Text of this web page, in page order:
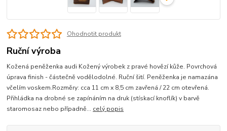
Ohodnotit produkt
Ruční výroba
Kožená peněženka audi Kožený výrobek z pravé hovězí kůže. Povrchová
úprava finish - částečně vodělodolné. Ruční šití. Peněženka je namazána
včelím voskem.Rozměry: cca 11 cm x 8,5 cm zavřená / 22 cm otevřená.
Přihládka na drobné se zapínáním na druk (stískací knoflík) v barvě
staromosaz nebo případně... celý popis